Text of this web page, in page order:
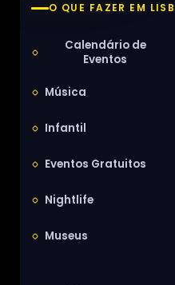
O QUE FAZER EM
Calendário de
Eventos
Música
Infantil
Eventos Gratuitos
Nightlife
Museus